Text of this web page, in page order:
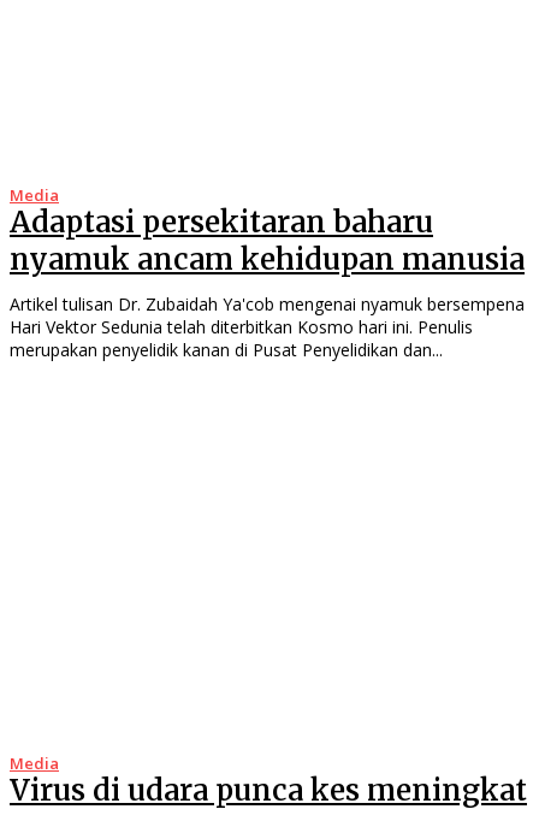
Media
Adaptasi persekitaran baharu
nyamuk ancam kehidupan manusia
Artikel tulisan Dr. Zubaidah Ya'cob mengenai nyamuk bersempena
Hari Vektor Sedunia telah diterbitkan Kosmo hari ini. Penulis
merupakan penyelidik kanan di Pusat Penyelidikan dan...
Media
Virus di udara punca kes meningkat